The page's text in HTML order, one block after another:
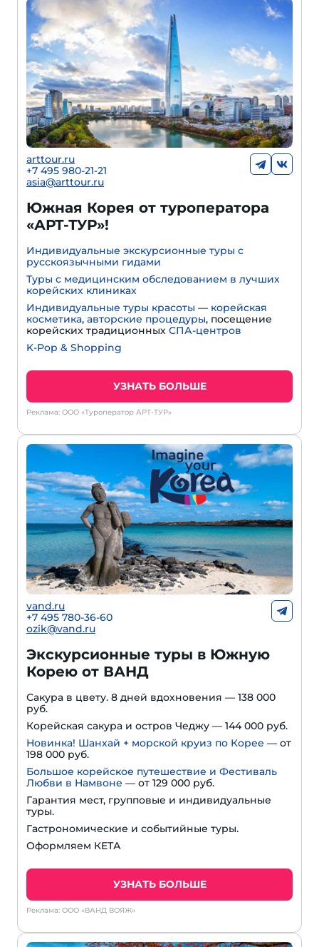
arttour.ru
+7 495 980-21-21
asia@arttour.ru
Южная Корея от туроператора
«АРТ-ТУР»!
Индивидуальные экскурсионные туры с
русскоязычными гидами
Туры с медицинским обследованием в лучших
корейских клиниках
Индивидуальные туры красоты — корейская
косметика, авторские процедуры, посещение
корейских традиционных СПА-центров
K-Pop & Shopping
УЗНАТЬ БОЛЬШЕ
Реклама: ООО «Туроператор АРТ-ТУР»
vand.ru
+7 495 780-36-60
ozik@vand.ru
Экскурсионные туры в Южную
Корею от ВАНД
Сакура в цвету. 8 дней вдохновения — 138 000
руб.
Корейская сакура и остров Чеджу — 144 000 руб.
Новинка! Шанхай + морской круиз по Корее — от
198 000 руб.
Большое корейское путешествие и Фестиваль
Любви в Намвоне — от 129 000 руб.
Гарантия мест, групповые и индивидуальные
туры.
Гастрономические и событийные туры.
Оформляем КЕТА
УЗНАТЬ БОЛЬШЕ
Реклама: ООО «ВАНД ВОЯЖ»